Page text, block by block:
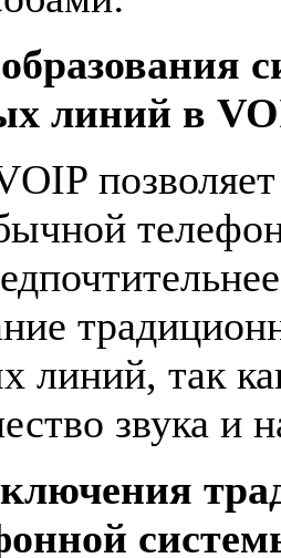
линий в
линий, так
звука и